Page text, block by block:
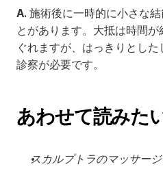
A. 施術後に一時的に小さな
とがあります。大抵は時間
ぐれますが、はっきりとし
診察が必要です。
あわせて読みた
スカルプトラのマッサー